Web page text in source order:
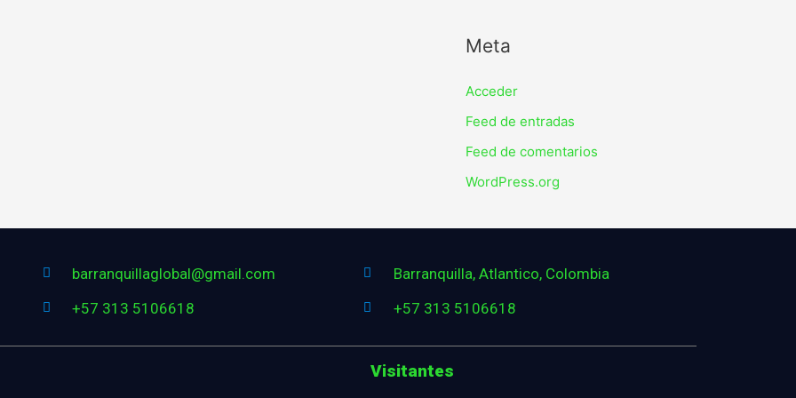
Meta
Acceder
Feed de entradas
Feed de comentarios
WordPress.org
barranquillaglobal@gmail.com
+57 313 5106618
Barranquilla, Atlantico, Colombia
+57 313 5106618
Visitantes